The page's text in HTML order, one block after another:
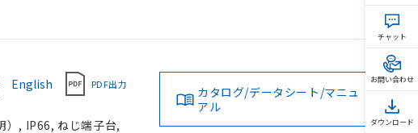
English PDF出力
）, IP66, ねじ端子台,
カタログ/データシート/マニュ
アル
チャット
お問い合わせ
ダウンロード